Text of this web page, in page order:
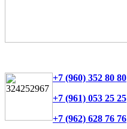
+7 (960) 352 80 80
+7 (961) 053 25 25
+7 (962) 628 76 76